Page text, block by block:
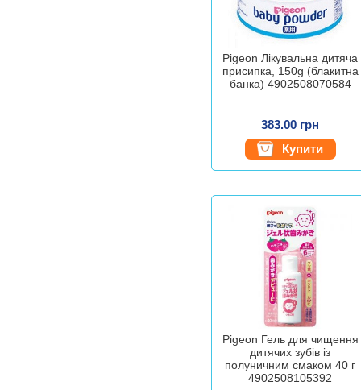
Pigeon Лікувальна дитяча
присипка, 150g (блакитна
банка) 4902508070584
383.00 грн
Купити
Pigeon Гель для чищення
дитячих зубів із
полуничним смаком 40 г
4902508105392